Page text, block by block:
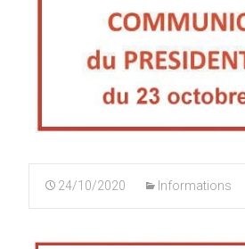
24/10/2020 Informations